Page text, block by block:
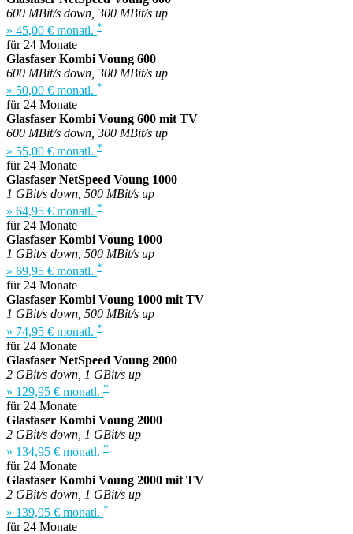
600 MBit/s down, 300 MBit/s up
» 45,00 € monatl. *
für 24 Monate
Glasfaser Kombi Voung 600
600 MBit/s down, 300 MBit/s up
» 50,00 € monatl. *
für 24 Monate
Glasfaser Kombi Voung 600 mit TV
600 MBit/s down, 300 MBit/s up
» 55,00 € monatl. *
für 24 Monate
Glasfaser NetSpeed Voung 1000
1 GBit/s down, 500 MBit/s up
» 64,95 € monatl. *
für 24 Monate
Glasfaser Kombi Voung 1000
1 GBit/s down, 500 MBit/s up
» 69,95 € monatl. *
für 24 Monate
Glasfaser Kombi Voung 1000 mit TV
1 GBit/s down, 500 MBit/s up
» 74,95 € monatl. *
für 24 Monate
Glasfaser NetSpeed Voung 2000
2 GBit/s down, 1 GBit/s up
» 129,95 € monatl. *
für 24 Monate
Glasfaser Kombi Voung 2000
2 GBit/s down, 1 GBit/s up
» 134,95 € monatl. *
für 24 Monate
Glasfaser Kombi Voung 2000 mit TV
2 GBit/s down, 1 GBit/s up
» 139,95 € monatl. *
für 24 Monate